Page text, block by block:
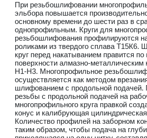
При резьбошлифовании
эльбора повышается
основному времени до шести раз в
однопрофильным. Круги для
резьбошлифования профилируются
роликами из твердого сплава Т15К6.
круг перед накатыванием правится
поверхности алмазно-
H1-Н3. Многопрофильное
осуществляется как методом
шлифованием с продольной
резьбы с продольной подачей на
многопрофильного круга правкой
конус и калибрующая
Количество профилей на заборном
таким образом, чтобы подача на